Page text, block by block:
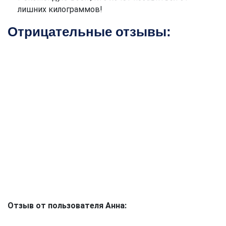
лишних килограммов!
Отрицательные отзывы:
Отзыв от пользователя Анна: